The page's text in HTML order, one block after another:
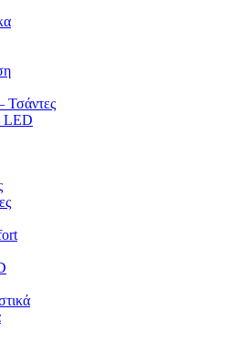
Τσάντες
LED